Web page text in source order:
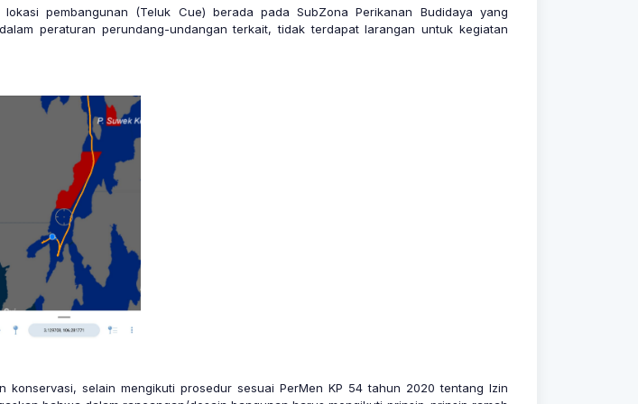
pembangunan (Teluk Cue) berada pada SubZona Perikanan Budidaya yang
peraturan perundang-undangan terkait, tidak terdapat larangan untuk kegiatan
selain mengikuti prosedur sesuai PerMen KP 54 tahun 2020 tentang Izin